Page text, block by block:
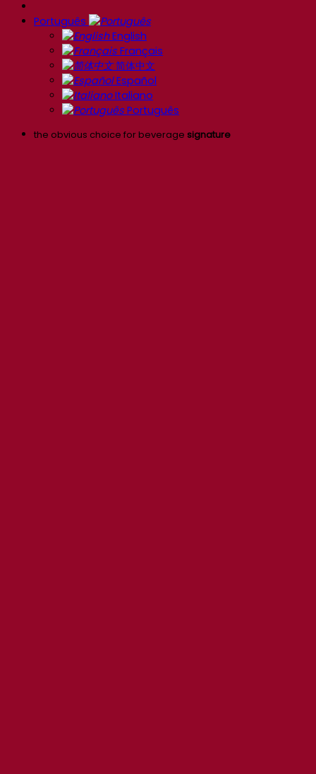
Português
English
Français
简体中文
Español
Italiano
Português
the obvious choice for beverage signature